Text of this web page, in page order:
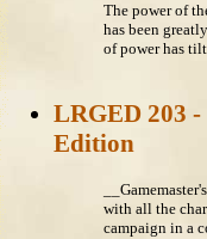
The power of
has been
of power has
LRGED 203 -
Edition
with all the
campaign in a